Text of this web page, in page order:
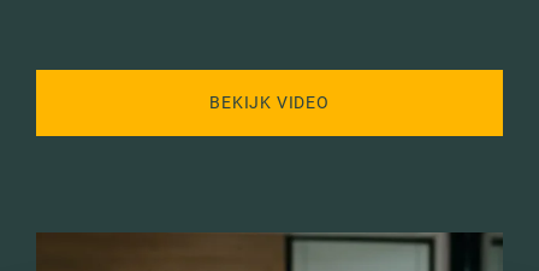
BEKIJK VIDEO